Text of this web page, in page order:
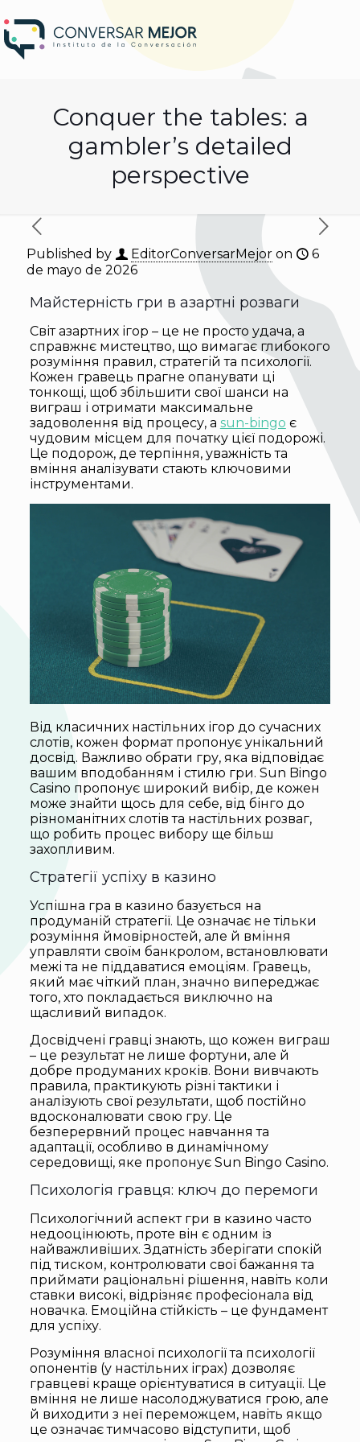
Conquer the tables: a
gambler’s detailed
perspective
Published by EditorConversarMejor on
6
de mayo de 2026
Майстерність гри в азартні розваги
Світ азартних ігор – це не просто удача, а
справжнє мистецтво, що вимагає глибокого
розуміння правил, стратегій та психології.
Кожен гравець прагне опанувати ці
тонкощі, щоб збільшити свої шанси на
виграш і отримати максимальне
задоволення від процесу, а sun-bingo є
чудовим місцем для початку цієї подорожі.
Це подорож, де терпіння, уважність та
вміння аналізувати стають ключовими
інструментами.
Від класичних настільних ігор до сучасних
слотів, кожен формат пропонує унікальний
досвід. Важливо обрати гру, яка відповідає
вашим вподобанням і стилю гри. Sun Bingo
Casino пропонує широкий вибір, де кожен
може знайти щось для себе, від бінго до
різноманітних слотів та настільних розваг,
що робить процес вибору ще більш
захопливим.
Стратегії успіху в казино
Успішна гра в казино базується на
продуманій стратегії. Це означає не тільки
розуміння ймовірностей, але й вміння
управляти своїм банкролом, встановлювати
межі та не піддаватися емоціям. Гравець,
який має чіткий план, значно випереджає
того, хто покладається виключно на
щасливий випадок.
Досвідчені гравці знають, що кожен виграш
– це результат не лише фортуни, але й
добре продуманих кроків. Вони вивчають
правила, практикують різні тактики і
аналізують свої результати, щоб постійно
вдосконалювати свою гру. Це
безперервний процес навчання та
адаптації, особливо в динамічному
середовищі, яке пропонує Sun Bingo Casino.
Психологія гравця: ключ до перемоги
Психологічний аспект гри в казино часто
недооцінюють, проте він є одним із
найважливіших. Здатність зберігати спокій
під тиском, контролювати свої бажання та
приймати раціональні рішення, навіть коли
ставки високі, відрізняє професіонала від
новачка. Емоційна стійкість – це фундамент
для успіху.
Розуміння власної психології та психології
опонентів (у настільних іграх) дозволяє
гравцеві краще орієнтуватися в ситуації. Це
вміння не лише насолоджуватися грою, але
й виходити з неї переможцем, навіть якщо
це означає тимчасово відступити, щоб